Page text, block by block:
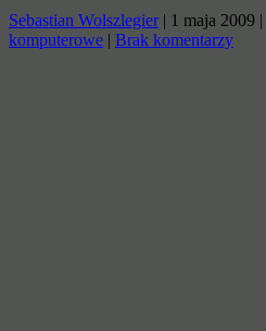
Sebastian Wolszlegier| 1 maja 2009 |
komputerowe | Brak komentarzy